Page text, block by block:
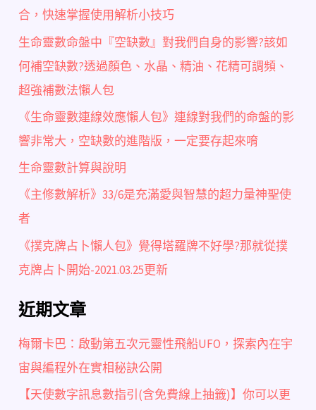
合，快速掌握使用解析小技巧
生命靈數命盤中『空缺數』對我們自身的影響?該如
何補空缺數?透過顏色、水晶、精油、花精可調頻、
超強補數法懶人包
《生命靈數連線效應懶人包》連線對我們的命盤的影
響非常大，空缺數的進階版，一定要存起來唷
生命靈數計算與說明
《主修數解析》33/6是充滿愛與智慧的超力量神聖使
者
《撲克牌占卜懶人包》覺得塔羅牌不好學?那就從撲
克牌占卜開始-2021.03.25更新
近期文章
梅爾卡巴：啟動第五次元靈性飛船UFO，探索內在宇
宙與編程外在實相秘訣公開
【天使數字訊息數指引(含免費線上抽籤)】你可以更